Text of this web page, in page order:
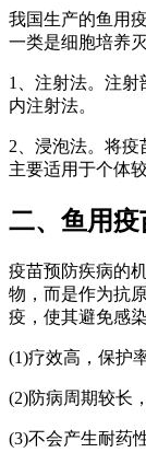
我国生产的鱼用
一类是细胞培养
1、注射法。注
内注射法。
2、浸泡法。将
主要适用于个体
二、鱼用疫
疫苗预防疾病的
物，而是作为抗
疫，使其避免感
(1)疗效高，保护
(2)防病周期较长
(3)不会产生耐药性